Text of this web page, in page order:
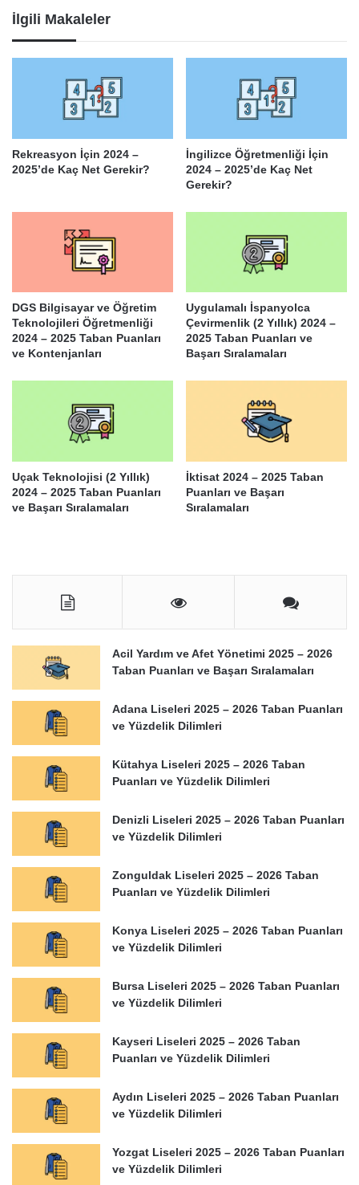
İlgili Makaleler
Rekreasyon İçin 2024 –
2025’de Kaç Net Gerekir?
İngilizce Öğretmenliği İçin
2024 – 2025’de Kaç Net
Gerekir?
DGS Bilgisayar ve Öğretim
Teknolojileri Öğretmenliği
2024 – 2025 Taban Puanları
ve Kontenjanları
Uygulamalı İspanyolca
Çevirmenlik (2 Yıllık) 2024 –
2025 Taban Puanları ve
Başarı Sıralamaları
Uçak Teknolojisi (2 Yıllık)
2024 – 2025 Taban Puanları
ve Başarı Sıralamaları
İktisat 2024 – 2025 Taban
Puanları ve Başarı
Sıralamaları
Acil Yardım ve Afet Yönetimi 2025 – 2026
Taban Puanları ve Başarı Sıralamaları
Adana Liseleri 2025 – 2026 Taban Puanları
ve Yüzdelik Dilimleri
Kütahya Liseleri 2025 – 2026 Taban
Puanları ve Yüzdelik Dilimleri
Denizli Liseleri 2025 – 2026 Taban Puanları
ve Yüzdelik Dilimleri
Zonguldak Liseleri 2025 – 2026 Taban
Puanları ve Yüzdelik Dilimleri
Konya Liseleri 2025 – 2026 Taban Puanları
ve Yüzdelik Dilimleri
Bursa Liseleri 2025 – 2026 Taban Puanları
ve Yüzdelik Dilimleri
Kayseri Liseleri 2025 – 2026 Taban
Puanları ve Yüzdelik Dilimleri
Aydın Liseleri 2025 – 2026 Taban Puanları
ve Yüzdelik Dilimleri
Yozgat Liseleri 2025 – 2026 Taban Puanları
ve Yüzdelik Dilimleri